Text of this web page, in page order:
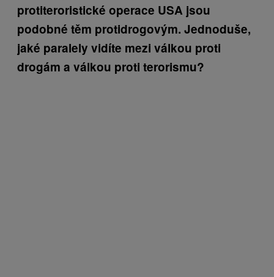
protiteroristické operace USA jsou
podobné těm protidrogovým. Jednoduše,
jaké paralely vidíte mezi válkou proti
drogám a válkou proti terorismu?